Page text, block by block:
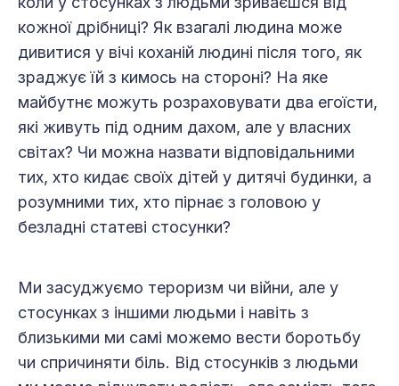
кожної дрібниці? Як взагалі людина може
дивитися у вічі коханій людині після того, як
зраджує їй з кимось на стороні? На яке
майбутнє можуть розраховувати два егоїсти,
які живуть під одним дахом, але у власних
світах? Чи можна назвати відповідальними
тих, хто кидає своїх дітей у дитячі будинки, а
розумними тих, хто пірнає з головою у
безладні статеві стосунки?
Ми засуджуємо тероризм чи війни, але у
стосунках з іншими людьми і навіть з
близькими ми самі можемо вести боротьбу
чи спричиняти біль. Від стосунків з людьми